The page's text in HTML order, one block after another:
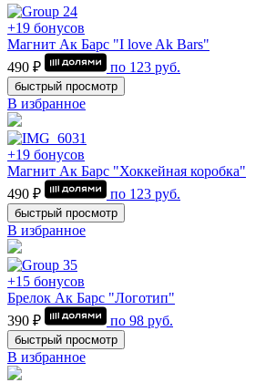
+19 бонусов
Магнит Ак Барс "I love Ak Bars"
490 ₽
по 123 руб.
быстрый просмотр
В избранное
+19 бонусов
Магнит Ак Барс "Хоккейная коробка"
490 ₽
по 123 руб.
быстрый просмотр
В избранное
+15 бонусов
Брелок Ак Барс "Логотип"
390 ₽
по 98 руб.
быстрый просмотр
В избранное